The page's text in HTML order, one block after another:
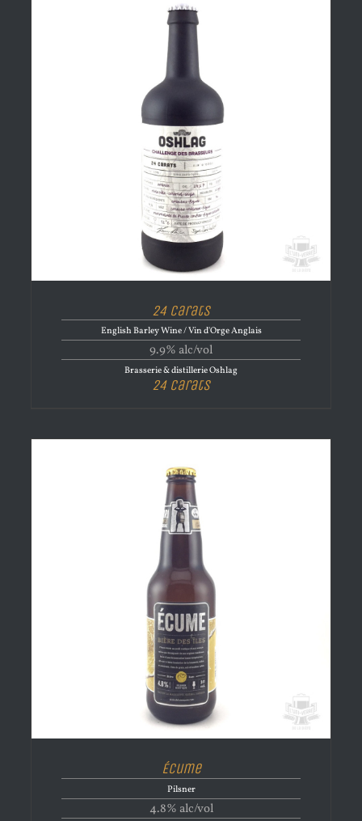
24 Carats
English Barley Wine / Vin d'Orge Anglais
9.9% alc/vol
Brasserie & distillerie Oshlag
24 Carats
Écume
Pilsner
4.8% alc/vol